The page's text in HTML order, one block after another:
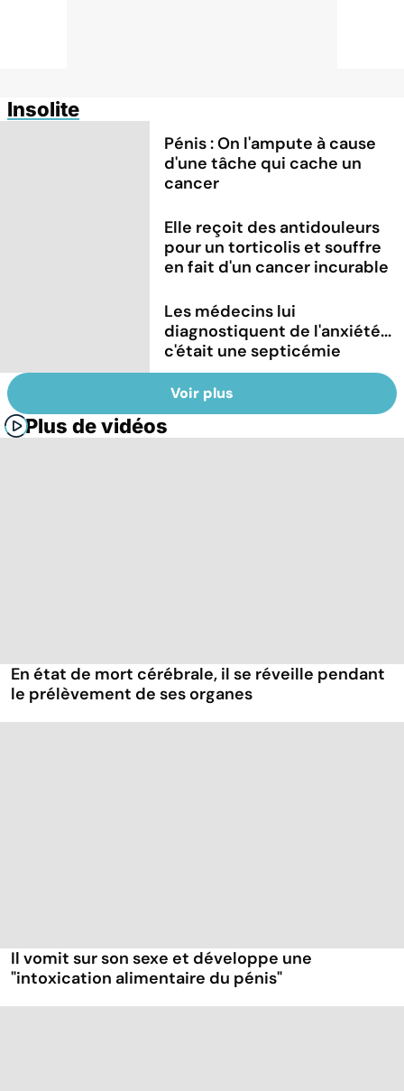
Insolite
Pénis : On l'ampute à cause
d'une tâche qui cache un
cancer
Elle reçoit des antidouleurs
pour un torticolis et souffre
en fait d'un cancer incurable
Les médecins lui
diagnostiquent de l'anxiété...
c'était une septicémie
Voir plus
Plus de vidéos
En état de mort cérébrale, il se réveille pendant
le prélèvement de ses organes
Il vomit sur son sexe et développe une
"intoxication alimentaire du pénis"